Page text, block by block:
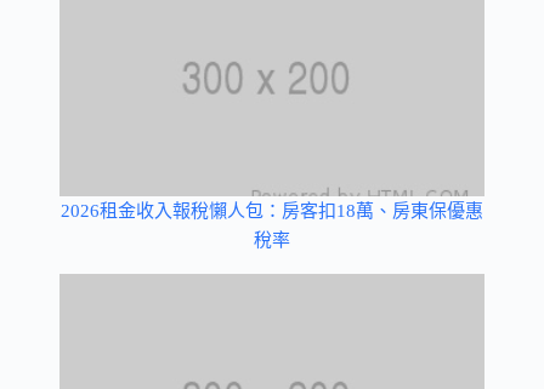
2026租金收入報稅懶人包：房客扣18萬、房東保優惠
稅率